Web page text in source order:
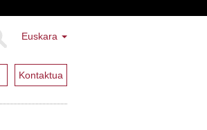
Euskara
Kontaktua